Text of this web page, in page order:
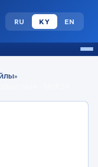
RU KY EN
»